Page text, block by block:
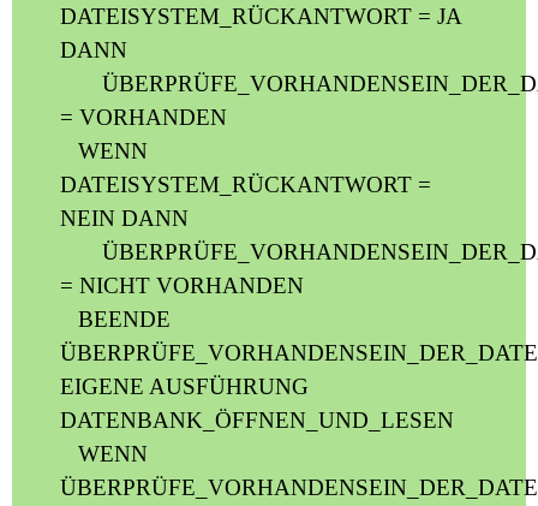
DATEISYSTEM_RÜCKANTWORT = JA
DANN
= VORHANDEN
WENN
DATEISYSTEM_RÜCKANTWORT =
NEIN DANN
= NICHT VORHANDEN
BEENDE
EIGENE AUSFÜHRUNG
DATENBANK_ÖFFNEN_UND_LESEN
WENN